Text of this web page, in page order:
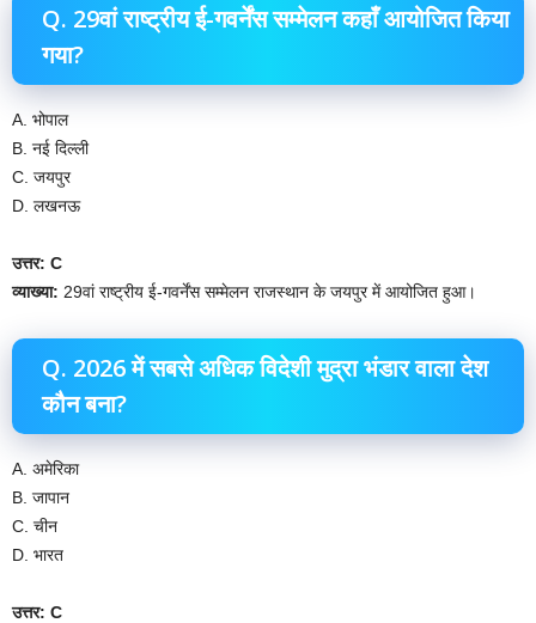
Q. 29वां राष्ट्रीय ई-गवर्नेंस सम्मेलन कहाँ आयोजित किया
गया?
A. भोपाल
B. नई दिल्ली
C. जयपुर
D. लखनऊ
उत्तर: C
व्याख्या: 29वां राष्ट्रीय ई-गवर्नेंस सम्मेलन राजस्थान के जयपुर में आयोजित हुआ।
Q. 2026 में सबसे अधिक विदेशी मुद्रा भंडार वाला देश
कौन बना?
A. अमेरिका
B. जापान
C. चीन
D. भारत
उत्तर: C